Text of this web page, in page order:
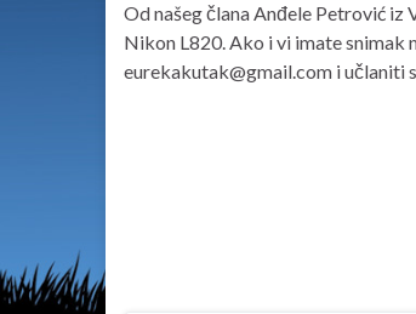
Od našeg člana Anđele Petrović
Nikon L820. Ako i vi imate
eurekakutak@gmail.com i učlaniti